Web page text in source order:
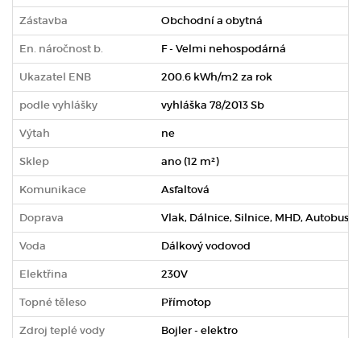
Zástavba Obchodní a obytná
En. náročnost b. F - Velmi nehospodárná
Ukazatel ENB 200.6 kWh/m2 za rok
podle vyhlášky vyhláška 78/2013 Sb
Výtah ne
Sklep ano (12 m²)
Komunikace Asfaltová
Doprava Vlak, Dálnice, Silnice, MHD, Autobus
Voda Dálkový vodovod
Elektřina 230V
Topné těleso Přímotop
Zdroj teplé vody Bojler - elektro